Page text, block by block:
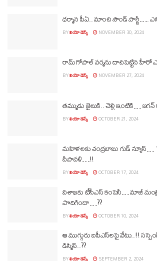
ధర్మాన పీఏ.. మాంచి సౌండ్‌ పార్టీ….
BYలియో డెస్క్ NOVEMBER 30, 2024
రామ్‌ గోపాల్ వర్మను దాచిపెట్టిన హీరో
BYలియో డెస్క్ NOVEMBER 27, 2024
తమ్ముడు జైలుకి.. చెల్లి ఇంటికి…
BYలియో డెస్క్ OCTOBER 21, 2024
మహిళలకు చంద్రబాబు గుడ్‌ న్యూస్‌…
దీపావళి…!!
BYలియో డెస్క్ OCTOBER 17, 2024
విశాఖకు టీసీఎస్‌ కంపెనీ… మాజీ మంత్రి
పొదిగిందా…??
BYలియో డెస్క్ OCTOBER 10, 2024
ఆ ముగ్గురు ఐపీఎస్‌లపై వేటు..!!
డిస్మిస్..??
BYలియో డెస్క్ SEPTEMBER 2, 2024